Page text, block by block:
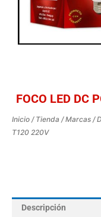
FOCO LED DC
Inicio / Tienda /Marcas /
T120 220V
Descripción